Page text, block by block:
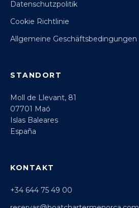
Datenschutzpolitik
Cookie Richtlinie
Allgemeine Geschäftsbedingungen
STANDORT
Moll de Llevant, 81
07701 Maó
Islas Baleares
España
KONTAKT
+34 644 75 49 00